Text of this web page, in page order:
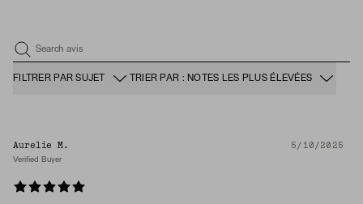
Search avis
FILTRER PAR SUJET TRIER PAR : NOTES LES PLUS ÉLEVÉES
Aurelie M. 5/10/2025
Verified Buyer